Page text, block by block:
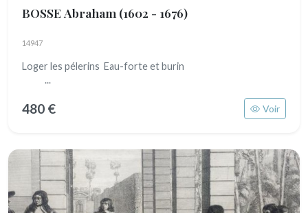
BOSSE Abraham (1602 - 1676)
14947
Loger les pélerins Eau-forte et burin
...
480 € Voir